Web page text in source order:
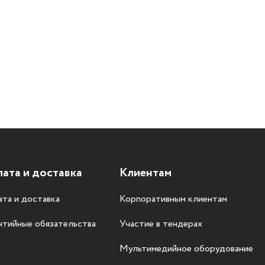
и доставка
и доставка
обязательства
Клиентам
Корпоративным клиентам
Участие в тендерах
Мультимедийное оборудование